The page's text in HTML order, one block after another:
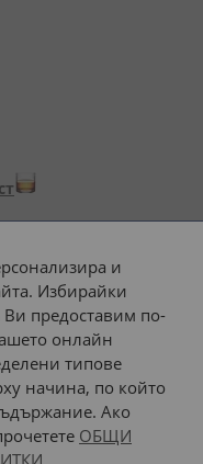
с:
наш транспорт
и
Избирайки
Ви предоставим по-
онлайн
типове
начина, по който
Ако
ОБЩИ